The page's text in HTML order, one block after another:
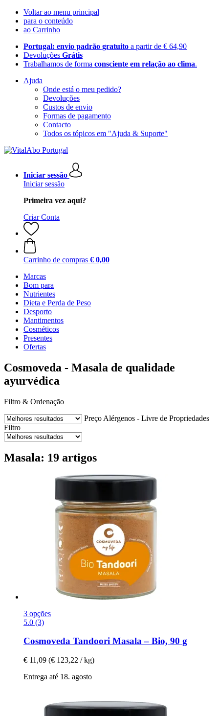
Voltar ao menu principal
para o conteúdo
ao Carrinho
Portugal: envio padrão gratuito a partir de € 64,90
Devoluções Grátis
Trabalhamos de forma consciente em relação ao clima.
Ajuda
Onde está o meu pedido?
Devoluções
Custos de envio
Formas de pagamento
Contacto
Todos os tópicos em "Ajuda & Suporte"
Iniciar sessão
Iniciar sessão
Primeira vez aqui?
Criar Conta
Carrinho de compras € 0,00
Marcas
Bom para
Nutrientes
Dieta e Perda de Peso
Desporto
Mantimentos
Cosméticos
Presentes
Ofertas
Cosmoveda - Masala de qualidade
ayurvédica
Filtro & Ordenação
Preço Alérgenos - Livre de Propriedades
Filtro
Masala: 19 artigos
3 opções
5.0 (3)
Cosmoveda Tandoori Masala – Bio, 90 g
€ 11,09 (€ 123,22 / kg)
Entrega até 18. agosto